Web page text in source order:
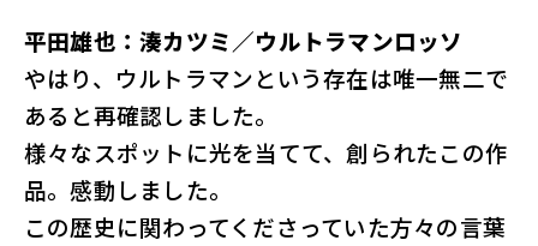
平田雄也：湊カツミ／ウルトラマンロッソ
やはり、ウルトラマンという存在は唯一無二で
あると再確認しました。
様々なスポットに光を当てて、創られたこの作
品。感動しました。
この歴史に関わってくださっていた方々の言葉